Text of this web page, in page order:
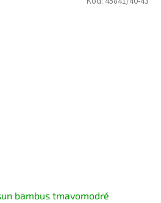
bambus tmavomodré